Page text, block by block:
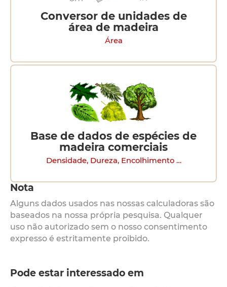
Conversor de unidades de
área de madeira
Área
Base de dados de espécies de
madeira comerciais
Densidade, Dureza, Encolhimento …
Nota
Alguns dados usados nas nossas calculadoras são
baseados na nossa própria pesquisa. Qualquer
uso não autorizado sem o nosso consentimento
expresso é estritamente proibido.
Pode estar interessado em